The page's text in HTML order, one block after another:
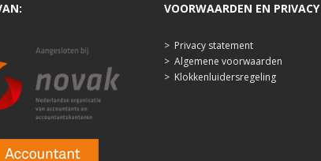
VOORWAARDEN EN PRIVACY
> Privacy statement
> Algemene voorwaarden
> Klokkenluidersregeling